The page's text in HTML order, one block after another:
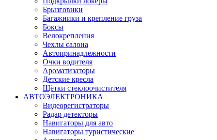
Брызговики
Багажники и крепление груза
Боксы
Велокрепления
Чехлы салона
Автопринадлежности
Очки водителя
Ароматизаторы
Детские кресла
Щётки стеклоочистителя
АВТОЭЛЕКТРОНИКА
Видеорегистраторы
Радар детекторы
Навигаторы для авто
Навигаторы туристические